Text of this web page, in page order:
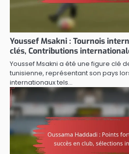
Youssef Msakni : Tournois
clés, Contributions
Youssef Msakni a été une figure clé
tunisienne, représentant son pays
internationaux tels…